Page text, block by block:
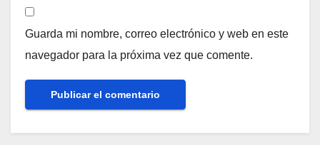
Guarda mi nombre, correo electrónico y web en este
navegador para la próxima vez que comente.